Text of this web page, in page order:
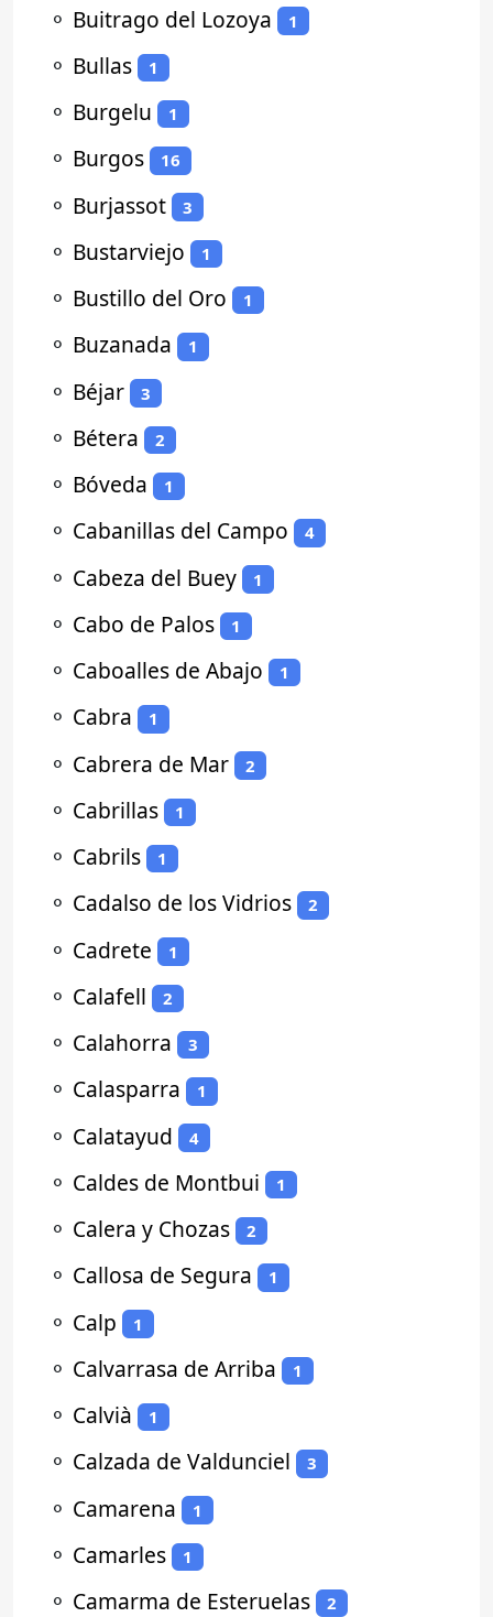
⚬ Buitrago del Lozoya 1
⚬ Bullas 1
⚬ Burgelu 1
⚬ Burgos 16
⚬ Burjassot 3
⚬ Bustarviejo 1
⚬ Bustillo del Oro 1
⚬ Buzanada 1
⚬ Béjar 3
⚬ Bétera 2
⚬ Bóveda 1
⚬ Cabanillas del Campo 4
⚬ Cabeza del Buey 1
⚬ Cabo de Palos 1
⚬ Caboalles de Abajo 1
⚬ Cabra 1
⚬ Cabrera de Mar 2
⚬ Cabrillas 1
⚬ Cabrils 1
⚬ Cadalso de los Vidrios 2
⚬ Cadrete 1
⚬ Calafell 2
⚬ Calahorra 3
⚬ Calasparra 1
⚬ Calatayud 4
⚬ Caldes de Montbui 1
⚬ Calera y Chozas 2
⚬ Callosa de Segura 1
⚬ Calp 1
⚬ Calvarrasa de Arriba 1
⚬ Calvià 1
⚬ Calzada de Valdunciel 3
⚬ Camarena 1
⚬ Camarles 1
⚬ Camarma de Esteruelas 2